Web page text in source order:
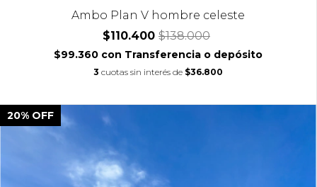
Ambo Plan V hombre celeste
$110.400 $138.000
$99.360 con Transferencia o depósito
3 cuotas sin interés de $36.800
20% OFF